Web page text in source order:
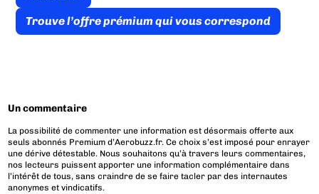
Trouve l’offre prémium qui vous correspond
Un commentaire
La possibilité de commenter une information est désormais offerte aux
seuls abonnés Premium d’Aerobuzz.fr. Ce choix s’est imposé pour enrayer
une dérive détestable. Nous souhaitons qu’à travers leurs commentaires,
nos lecteurs puissent apporter une information complémentaire dans
l’intérêt de tous, sans craindre de se faire tacler par des internautes
anonymes et vindicatifs.